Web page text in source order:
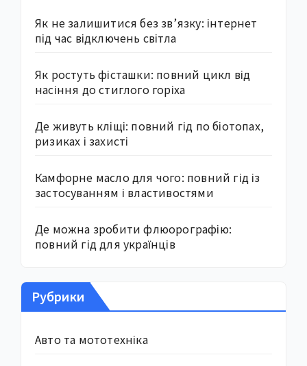
Як не залишитися без зв’язку: інтернет
під час відключень світла
Як ростуть фісташки: повний цикл від
насіння до стиглого горіха
Де живуть кліщі: повний гід по біотопах,
ризиках і захисті
Камфорне масло для чого: повний гід із
застосуванням і властивостями
Де можна зробити флюорографію:
повний гід для українців
Рубрики
Авто та мототехніка